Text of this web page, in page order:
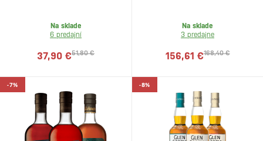
Na sklade
6 predajní
51,80 €
37,90 €
Na sklade
3 predajne
168,40 €
156,61 €
-7% -8%